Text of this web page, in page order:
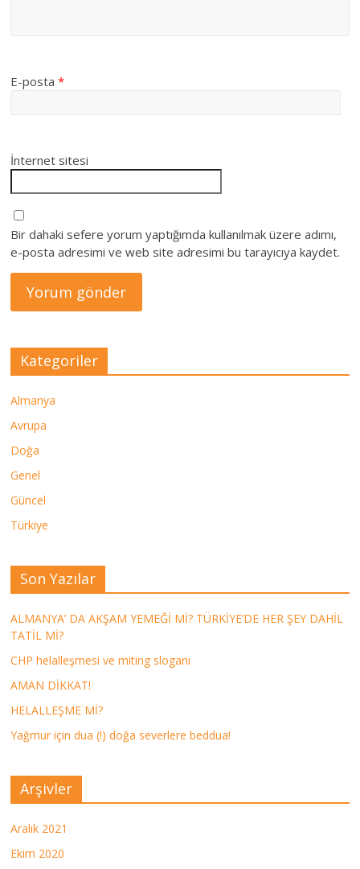
E-posta*
İnternet sitesi
Bir dahaki sefere yorum yaptığımda kullanılmak üzere adımı,
e-posta adresimi ve web site adresimi bu tarayıcıya kaydet.
Kategoriler
Almanya
Avrupa
Doğa
Genel
Güncel
Türkiye
Son Yazılar
ALMANYA’ DA AKŞAM YEMEĞİ Mİ? TÜRKİYE’DE HER ŞEY DAHİL
TATİL Mİ?
CHP helalleşmesi ve miting sloganı
AMAN DİKKAT!
HELALLEŞME Mİ?
Yağmur için dua (!) doğa severlere beddua!
Arşivler
Aralık 2021
Ekim 2020